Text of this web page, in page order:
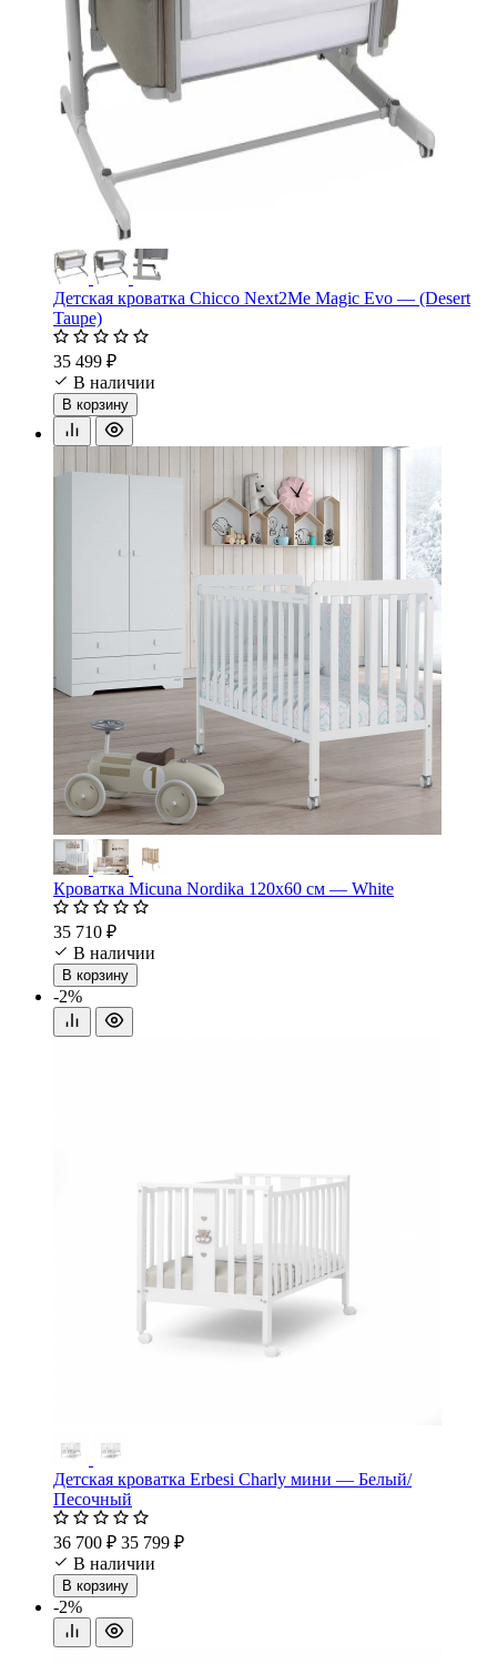
Детская кроватка Chicco Next2Me Magic Evo — (Desert
Taupe)
35 499 ₽
В наличии
В корзину
Кроватка Micuna Nordika 120x60 см — White
35 710 ₽
В наличии
В корзину
-2%
Детская кроватка Erbesi Charly мини — Белый/
Песочный
36 700 ₽ 35 799 ₽
В наличии
В корзину
-2%